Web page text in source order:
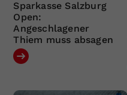
Sparkasse Salzburg
Open:
Angeschlagener
Thiem muss absagen